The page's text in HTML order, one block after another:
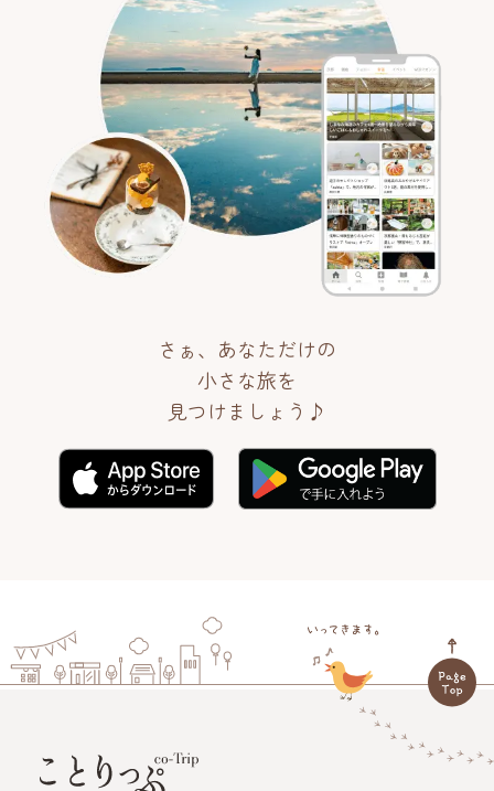
さぁ、あなただけの
小さな旅を
見つけましょう♪